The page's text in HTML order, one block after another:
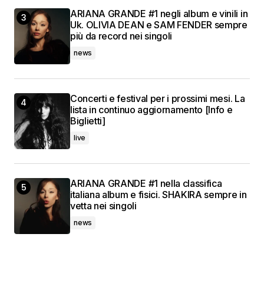
ARIANA GRANDE #1 negli album e vinili in
Uk. OLIVIA DEAN e SAM FENDER sempre
più da record nei singoli
news
Concerti e festival per i prossimi mesi. La
lista in continuo aggiornamento [Info e
Biglietti]
live
ARIANA GRANDE #1 nella classifica
italiana album e fisici. SHAKIRA sempre in
vetta nei singoli
news